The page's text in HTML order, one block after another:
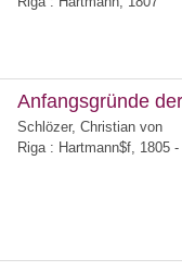
Anfangsgründe
Schlözer, Christian von
Riga : Hartmann$f, 1805 -